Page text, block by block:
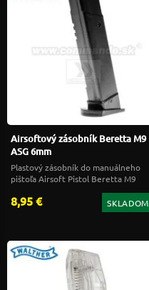
Airsoftový zásobník Beretta M9
ASG 6mm
Plastový zásobník do manuálneho
pištoľa Airsoft Pistol Beretta M9
8,95 € SKLADOM